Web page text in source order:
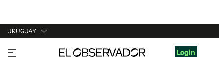
URUGUAY
URUGUAY Login